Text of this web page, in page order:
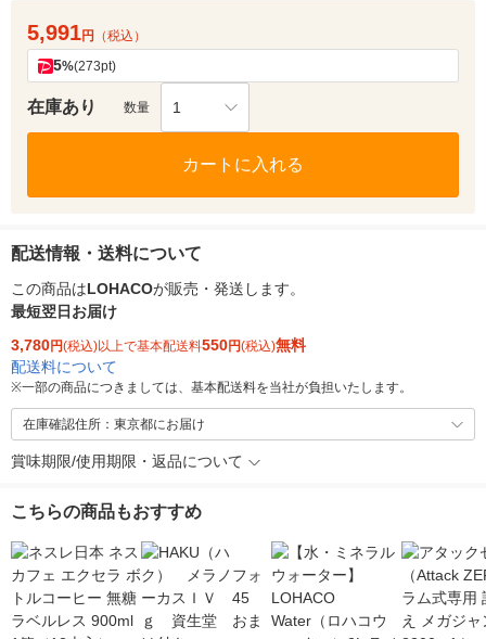
5,991円 （税込）
5%(273pt)
在庫あり 数量 1
カートに入れる
配送情報・送料について
この商品はLOHACOが販売・発送します。
最短翌日お届け
3,780円(税込)以上で基本配送料550円(税込)無料
配送料について
※一部の商品につきましては、基本配送料を当社が負担いたします。
在庫確認住所：東京都にお届け
賞味期限/使用期限・返品について
こちらの商品もおすすめ